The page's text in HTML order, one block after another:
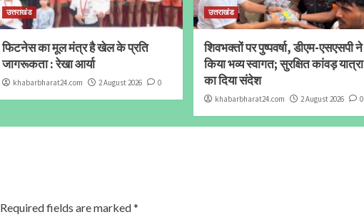
उत्तराखंड
फिटनेस का मूल मंत्र है खेल के प्रति
जागरूकता : रेखा आर्या
khabarbharat24.com 2 August 2026 0
उत्तराखंड
शिवभक्तों पर पुष्पवर्षा, डीएम-एसएसपी ने
किया भव्य स्वागत; सुरक्षित कांवड़ यात्रा
का दिया संदेश
khabarbharat24.com 2 August 2026 0
Required fields are marked*